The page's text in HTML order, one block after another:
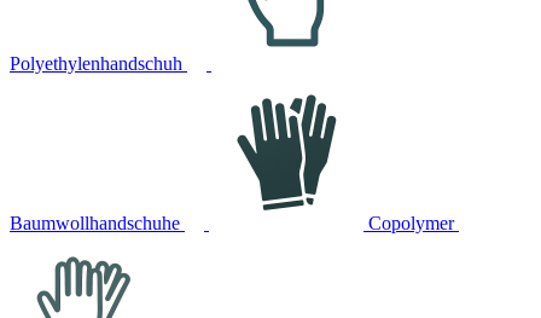
Polyethylenhandschuh
Baumwollhandschuhe Copolymer